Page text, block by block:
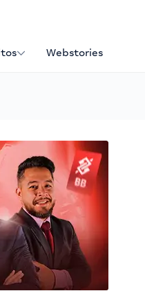
Webstories